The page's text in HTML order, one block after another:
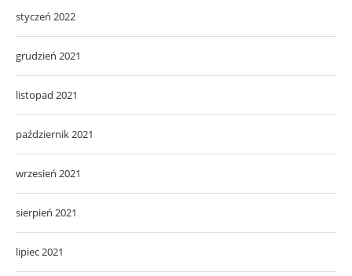
styczeń 2022
grudzień 2021
listopad 2021
październik 2021
wrzesień 2021
sierpień 2021
lipiec 2021